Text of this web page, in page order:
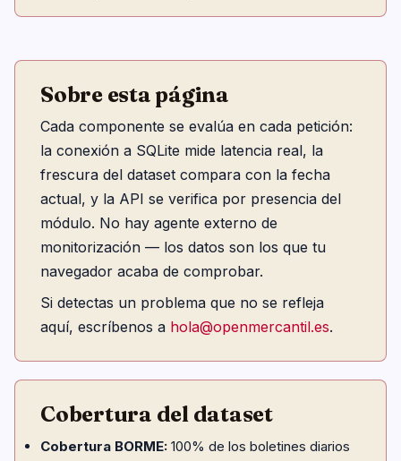
Sobre esta página
Cada componente se evalúa en cada petición:
la conexión a SQLite mide latencia real, la
frescura del dataset compara con la fecha
actual, y la API se verifica por presencia del
módulo. No hay agente externo de
monitorización — los datos son los que tu
navegador acaba de comprobar.
Si detectas un problema que no se refleja
aquí, escríbenos a hola@openmercantil.es.
Cobertura del dataset
Cobertura BORME: 100% de los boletines diarios